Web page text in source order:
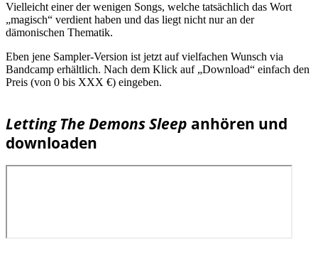
Vielleicht einer der wenigen Songs, welche tatsächlich das Wort
„magisch“ verdient haben und das liegt nicht nur an der
dämonischen Thematik.
Eben jene Sampler-Version ist jetzt auf vielfachen Wunsch via
Bandcamp erhältlich. Nach dem Klick auf „Download“ einfach den
Preis (von 0 bis XXX €) eingeben.
Letting The Demons Sleep anhören und
downloaden